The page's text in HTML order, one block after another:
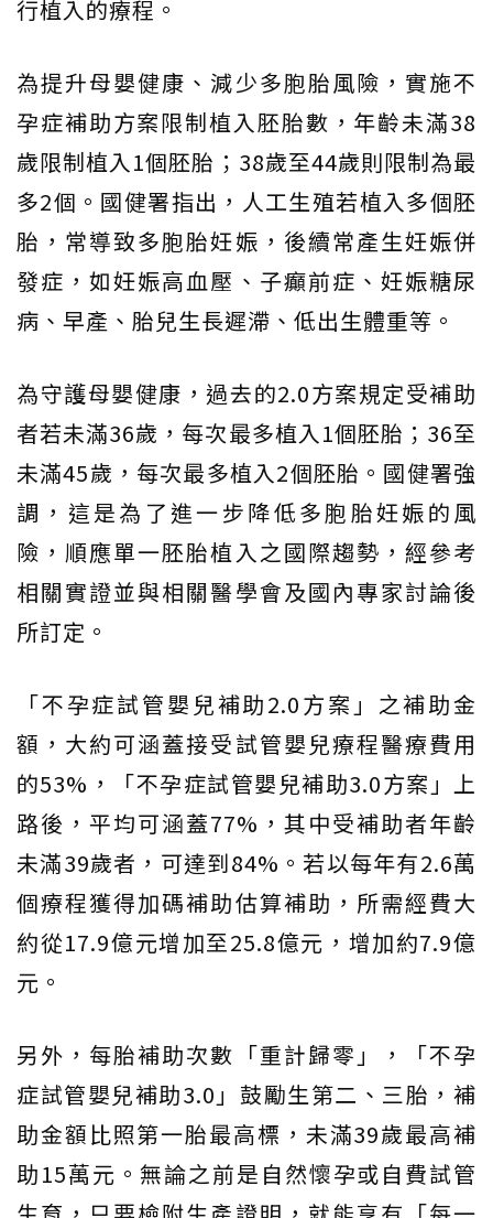
行植入的療程。
為提升母嬰健康、減少多胞胎風險，實施不
孕症補助方案限制植入胚胎數，年齡未滿38
歲限制植入1個胚胎；38歲至44歲則限制為最
多2個。國健署指出，人工生殖若植入多個胚
胎，常導致多胞胎妊娠，後續常產生妊娠併
發症，如妊娠高血壓、子癲前症、妊娠糖尿
病、早產、胎兒生長遲滯、低出生體重等。
為守護母嬰健康，過去的2.0方案規定受補助
者若未滿36歲，每次最多植入1個胚胎；36至
未滿45歲，每次最多植入2個胚胎。國健署強
調，這是為了進一步降低多胞胎妊娠的風
險，順應單一胚胎植入之國際趨勢，經參考
相關實證並與相關醫學會及國內專家討論後
所訂定。
「不孕症試管嬰兒補助2.0方案」之補助金
額，大約可涵蓋接受試管嬰兒療程醫療費用
的53%，「不孕症試管嬰兒補助3.0方案」上
路後，平均可涵蓋77%，其中受補助者年齡
未滿39歲者，可達到84%。若以每年有2.6萬
個療程獲得加碼補助估算補助，所需經費大
約從17.9億元增加至25.8億元，增加約7.9億
元。
另外，每胎補助次數「重計歸零」，「不孕
症試管嬰兒補助3.0」鼓勵生第二、三胎，補
助金額比照第一胎最高標，未滿39歲最高補
助15萬元。無論之前是自然懷孕或自費試管